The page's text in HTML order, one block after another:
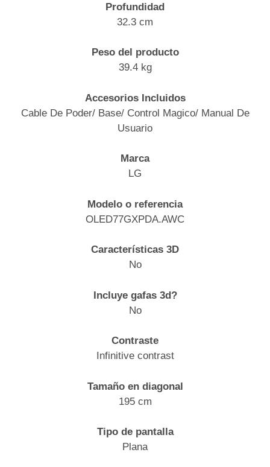
Profundidad
32.3 cm
Peso del producto
39.4 kg
Accesorios Incluidos
Cable De Poder/ Base/ Control Magico/ Manual De
Usuario
Marca
LG
Modelo o referencia
OLED77GXPDA.AWC
Características 3D
No
Incluye gafas 3d?
No
Contraste
Infinitive contrast
Tamaño en diagonal
195 cm
Tipo de pantalla
Plana